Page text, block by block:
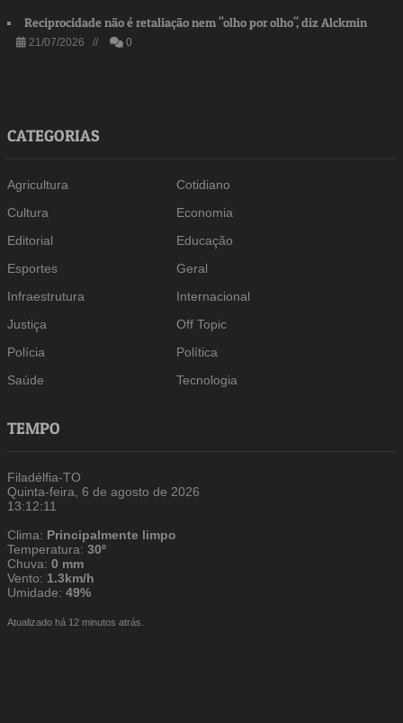
Reciprocidade não é retaliação nem "olho por olho", diz Alckmin
21/07/2026 // 0
CATEGORIAS
Agricultura
Cotidiano
Cultura
Economia
Editorial
Educação
Esportes
Geral
Infraestrutura
Internacional
Justiça
Off Topic
Polícia
Política
Saúde
Tecnologia
TEMPO
Filadélfia-TO
Quinta-feira, 6 de agosto de 2026
13:12:12
Clima: Principalmente limpo
Temperatura:30º
Chuva:0 mm
Vento: 1.3km/h
Umidade:49%
Atualizado há 12 minutos atrás.